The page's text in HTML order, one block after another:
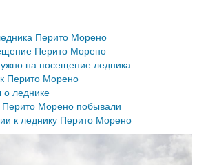
Перито Морено
Перито Морено
на посещение ледника
Перито Морено
о леднике
Морено побывали
к леднику Перито Морено